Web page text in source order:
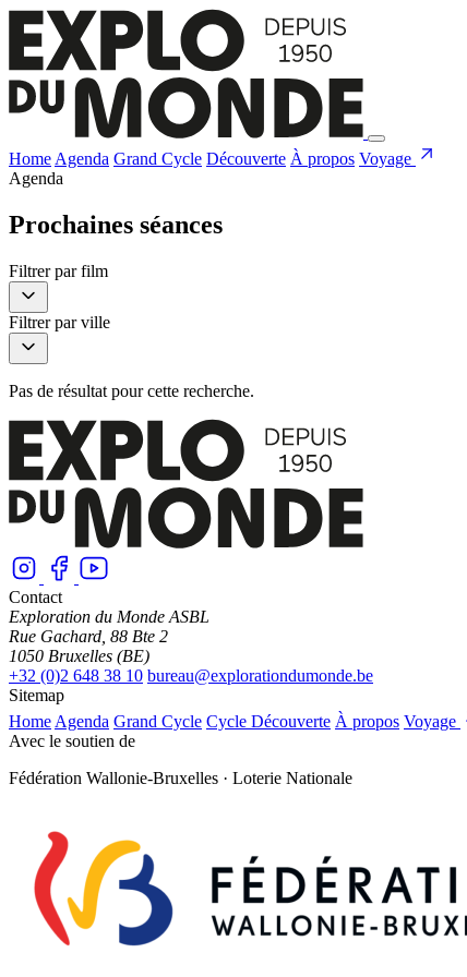
Home Agenda Grand Cycle Découverte À propos Voyage
Agenda
Prochaines séances
Filtrer par film
Filtrer par ville
Pas de résultat pour cette recherche.
Contact
Exploration du Monde ASBL
Rue Gachard, 88 Bte 2
1050 Bruxelles (BE)
+32 (0)2 648 38 10 bureau@explorationdumonde.be
Sitemap
Home Agenda Grand Cycle Cycle Découverte À propos Voyage
Avec le soutien de
Fédération Wallonie-Bruxelles · Loterie Nationale